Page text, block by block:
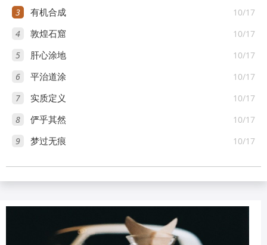
3 10/17
有机合成
4 10/17
敦煌石窟
5 10/17
肝心涂地
6 10/17
平治道涂
7 10/17
实质定义
8 10/17
俨乎其然
9 10/17
梦过无痕